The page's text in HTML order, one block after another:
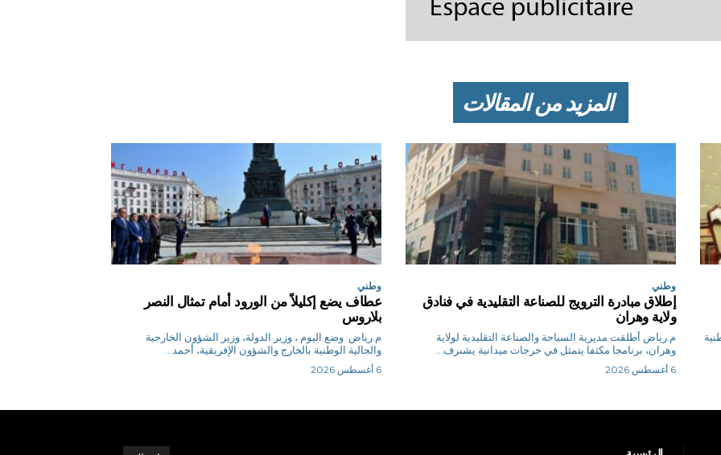
المزيد من المقالات
وطني
إطلاق مبادرة الترويج للصناعة التقليدية في فنادق
ولاية وهران
م.رياض أطلقت مديرية السياحة والصناعة التقليدية لولاية
وهران، برنامجا مكثفا يتمثل في خرجات ميدانية يشىرف...
6 أغسطس 2026
وطني
عطاف يضع إكليلاً من الورود أمام تمثال النصر
بلاروس
م.رياض وضع اليوم ، وزير الدولة، وزير الشؤون الخارجية
والجالية الوطنية بالخارج والشؤون الإفريقية، أحمد...
6 أغسطس 2026